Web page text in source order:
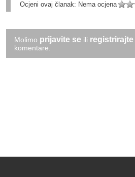
Ocjeni ovaj članak: Nema ocjena
Molimo prijavite se ili registrirajte
komentare.